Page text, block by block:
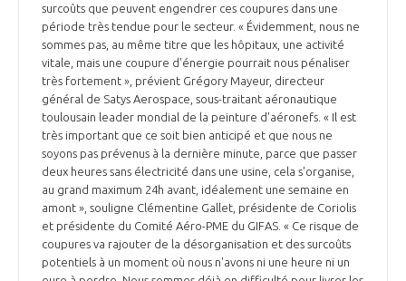
surcoûts que peuvent engendrer ces coupures dans une
période très tendue pour le secteur. « Évidemment, nous ne
sommes pas, au même titre que les hôpitaux, une activité
vitale, mais une coupure d'énergie pourrait nous pénaliser
très fortement », prévient Grégory Mayeur, directeur
général de Satys Aerospace, sous-traitant aéronautique
toulousain leader mondial de la peinture d'aéronefs. « Il est
très important que ce soit bien anticipé et que nous ne
soyons pas prévenus à la dernière minute, parce que passer
deux heures sans électricité dans une usine, cela s'organise,
au grand maximum 24h avant, idéalement une semaine en
amont », souligne Clémentine Gallet, présidente de Coriolis
et présidente du Comité Aéro-PME du GIFAS. « Ce risque de
coupures va rajouter de la désorganisation et des surcoûts
potentiels à un moment où nous n'avons ni une heure ni un